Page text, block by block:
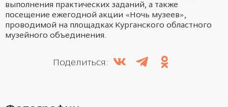
выполнения практических заданий, а также
посещение ежегодной акции «Ночь музеев»,
проводимой на площадках Курганского областного
музейного объединения.
Поделиться: